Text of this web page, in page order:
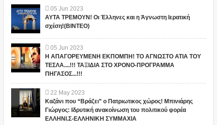
05 Jun 2023
ΑΥΤΑ ΤΡΕΜΟΥΝ! Οι Έλληνες και η Άγνωστη Ιερατική
σχέση!(ΒΙΝΤΕΟ)
05 Jun 2023
Η ΑΠΑΓΟΡΕΥΜΕΝΗ ΕΚΠΟΜΠΗ! ΤΟ ΑΓΝΩΣΤΟ ΑΤΙΑ ΤΟΥ
ΤΕΣΛΑ....!!! ΤΑΞΙΔΙΑ ΣΤΟ ΧΡΟΝΟ-ΠΡΟΓΡΑΜΜΑ
ΠΗΓΑΣΟΣ...!!!
22 May 2023
Καζάνι που “Βράζει” ο Πατριωτικος χώρος! Μπινιάρης
Γιώργος: Ιδρυτική ανακοίνωση του πολιτικού φορέα
ΕΛΛΗΝΙ.Σ-ΕΛΛΗΝΙΚΗ ΣΥΜΜΑΧΙΑ